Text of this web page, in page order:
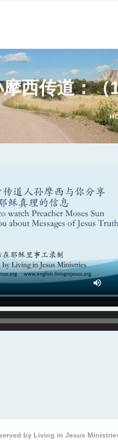
西传道：（
by Living in Jesus